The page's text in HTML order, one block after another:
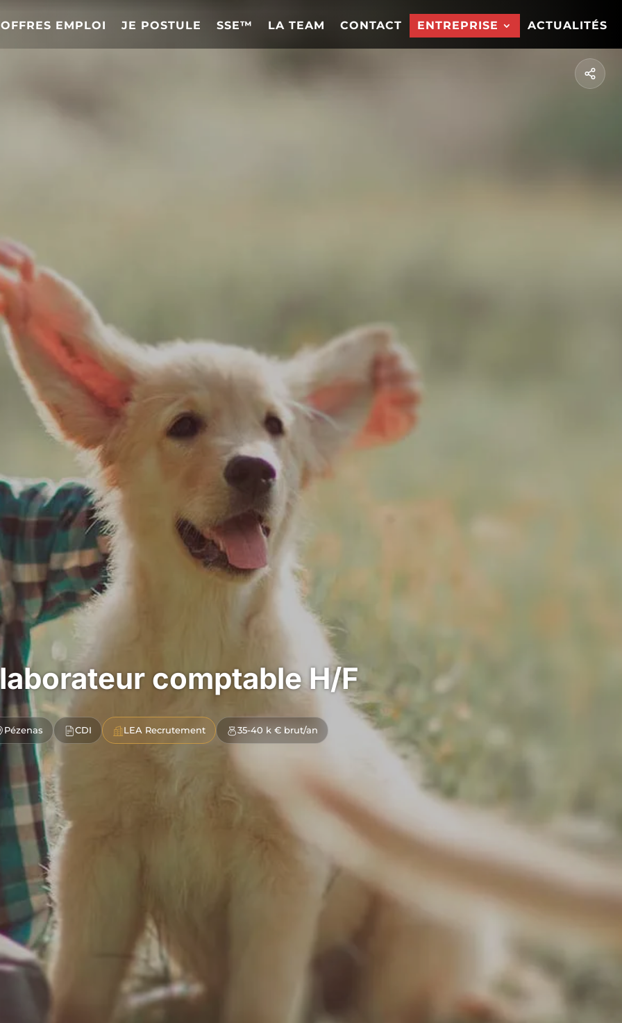
OFFRES EMPLOI JE POSTULE SSE™ LA TEAM CONTACT ENTREPRISE ACTUALITÉS
comptable H/F
Pézenas CDI LEA Recrutement 35-40 k € brut/an